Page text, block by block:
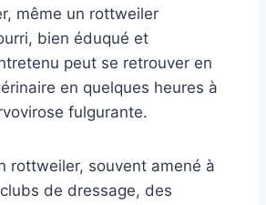
même un rottweiler
bien éduqué et
peut se retrouver en
en quelques heures à
fulgurante.
rottweiler, souvent amené à
de dressage, des